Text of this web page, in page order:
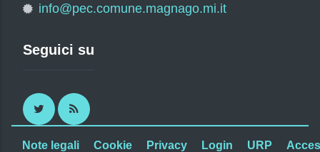
info@pec.comune.magnago.mi.it
Seguici su
Twitter RSS
Note legali Cookie Privacy Login URP